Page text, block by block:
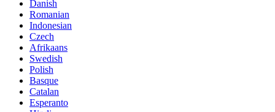
Danish
Romanian
Indonesian
Czech
Afrikaans
Swedish
Polish
Basque
Catalan
Esperanto